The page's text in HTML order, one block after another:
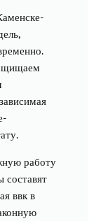
работу
ввк в